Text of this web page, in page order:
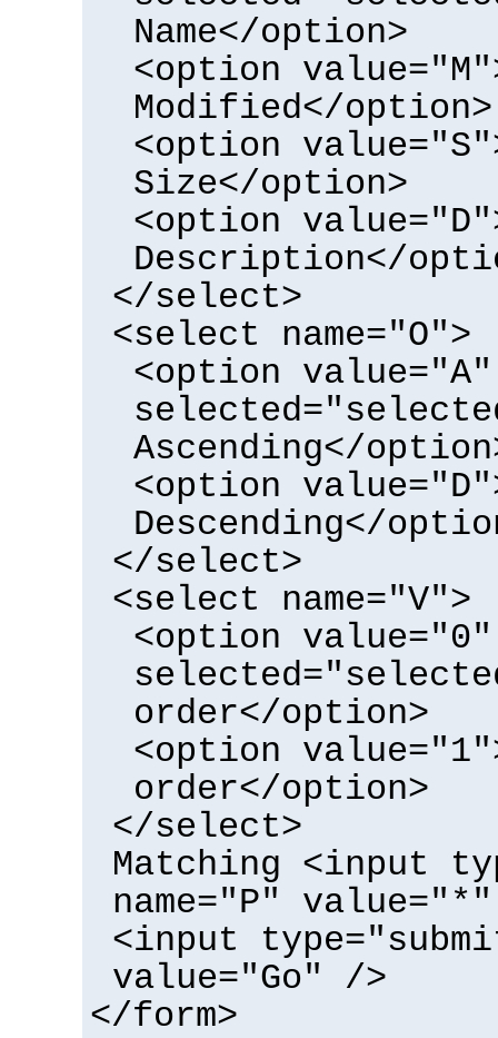
Name</option>
<option
Modified</option>
<option
Size</option>
<option
Description</
</select>
<select name="O">
<option value="A"
Ascending</
<option
Descending</
</select>
<select name="V">
<option value="0"
order</option>
<option
order</option>
</select>
Matching <input
name="P"
<input
value="Go" />
</form>